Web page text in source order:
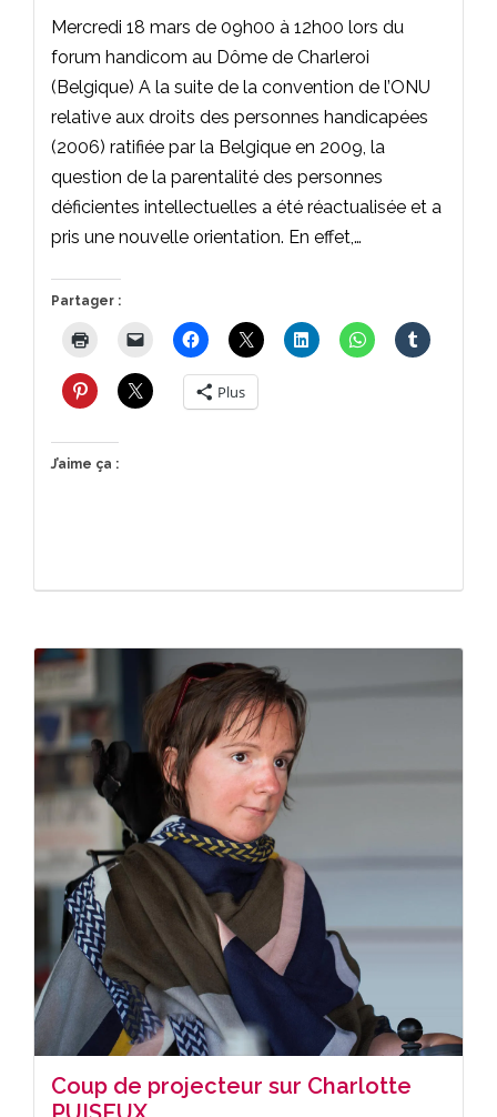
Mercredi 18 mars de 09h00 à 12h00 lors du
forum handicom au Dôme de Charleroi
(Belgique) A la suite de la convention de l’ONU
relative aux droits des personnes handicapées
(2006) ratifiée par la Belgique en 2009, la
question de la parentalité des personnes
déficientes intellectuelles a été réactualisée et a
pris une nouvelle orientation. En effet,…
Partager :
Plus
J’aime ça :
Coup de projecteur sur Charlotte